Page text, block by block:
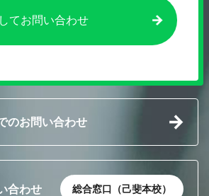
てお問い合わせ
のお問い合わせ
合わせ 総合窓口（己斐本校）